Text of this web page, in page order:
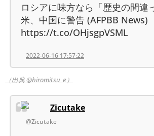
ロシアに味方なら「歴史の間違
米、中国に警告 (AFPBB News)
https://t.co/OHjsgpVSML
2022-06-16 17:57:22
（出典 @hiromitsu_e）
Zicutake
@Zicutake